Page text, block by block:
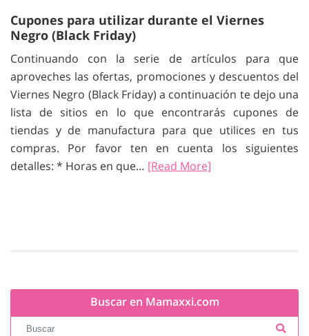
Cupones para utilizar durante el Viernes
Negro (Black Friday)
Continuando con la serie de artículos para que
aproveches las ofertas, promociones y descuentos del
Viernes Negro (Black Friday) a continuación te dejo una
lista de sitios en lo que encontrarás cupones de
tiendas y de manufactura para que utilices en tus
compras. Por favor ten en cuenta los siguientes
detalles: * Horas en que… [Read More]
Buscar en Mamaxxi.com